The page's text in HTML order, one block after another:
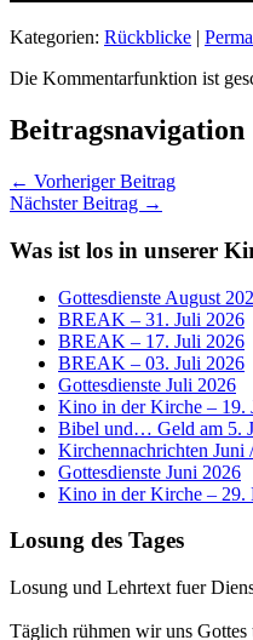
Kategorien: Rückblicke |
Die Kommentarfunktion ist
Beitragsnavigation
← Vorheriger Beitrag
Nächster Beitrag →
Was ist los in unserer
Gottesdienste August
BREAK – 31. Juli 2026
BREAK – 17. Juli 2026
BREAK – 03. Juli 2026
Gottesdienste Juli 2026
Kino in der Kirche – 19.
Bibel und… Geld am 5.
Kirchennachrichten Juni
Gottesdienste Juni 2026
Kino in der Kirche – 29.
Losung des Tages
Losung und Lehrtext fuer
Täglich rühmen wir uns